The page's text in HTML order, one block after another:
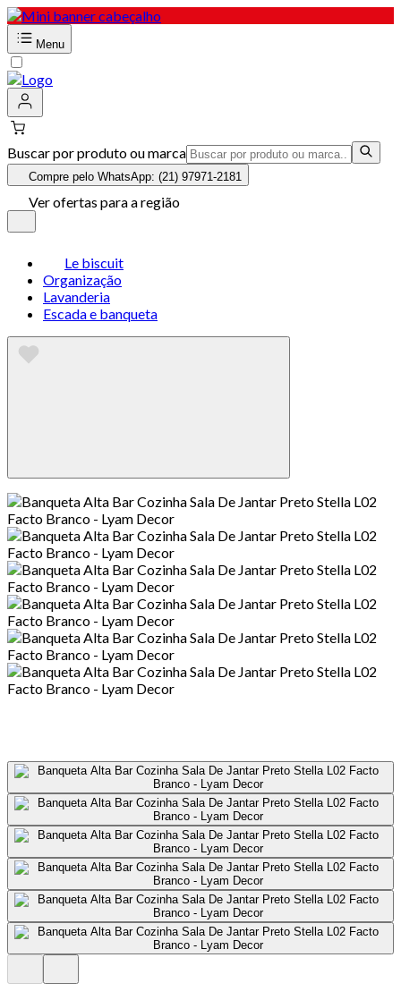
Menu
Buscar por produto ou marca
Compre pelo WhatsApp: (21) 97971-2181
Ver ofertas para a região
Le biscuit
Organização
Lavanderia
Escada e banqueta